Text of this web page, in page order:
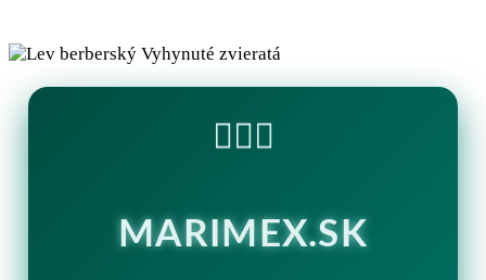
🏊‍♂️💧
MARIMEX.SK